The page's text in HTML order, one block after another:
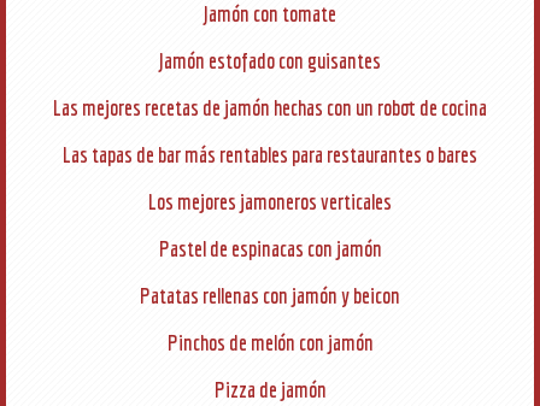
Jamón con tomate
Jamón estofado con guisantes
Las mejores recetas de jamón hechas con un robot de cocina
Las tapas de bar más rentables para restaurantes o bares
Los mejores jamoneros verticales
Pastel de espinacas con jamón
Patatas rellenas con jamón y beicon
Pinchos de melón con jamón
Pizza de jamón